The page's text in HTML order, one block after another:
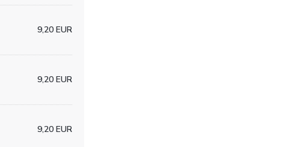
9,20 EUR
9,20 EUR
9,20 EUR